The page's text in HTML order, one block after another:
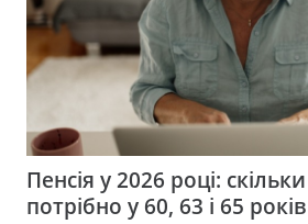
Пенсія у 2026 році:
потрібно у 60, 63 і 65 років